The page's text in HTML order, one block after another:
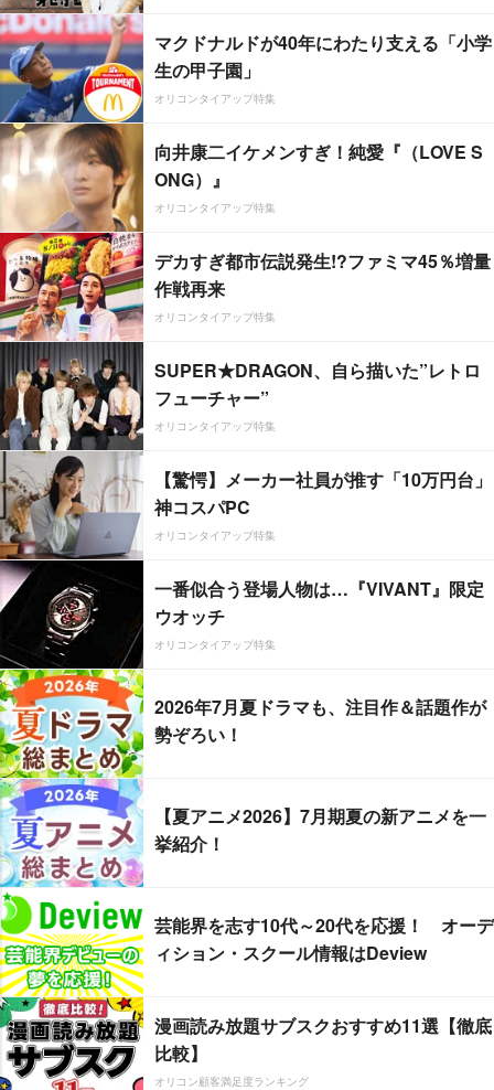
マクドナルドが40年にわたり支える「小学
生の甲子園」
オリコンタイアップ特集
向井康二イケメンすぎ！純愛『（LOVE S
ONG）』
オリコンタイアップ特集
デカすぎ都市伝説発生!?ファミマ45％増量
作戦再来
オリコンタイアップ特集
SUPER★DRAGON、自ら描いた”レトロ
フューチャー”
オリコンタイアップ特集
【驚愕】メーカー社員が推す「10万円台」
神コスパPC
オリコンタイアップ特集
一番似合う登場人物は…『VIVANT』限定
ウオッチ
オリコンタイアップ特集
2026年7月夏ドラマも、注目作＆話題作が
勢ぞろい！
【夏アニメ2026】7月期夏の新アニメを一
挙紹介！
芸能界を志す10代～20代を応援！ オーデ
ィション・スクール情報はDeview
漫画読み放題サブスクおすすめ11選【徹底
比較】
オリコン顧客満足度ランキング